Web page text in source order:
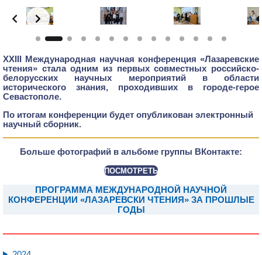
Slide 2 of 12
ХXIII Международная научная конференция «Лазаревские
чтения» стала одним из первых совместных российско-
белорусских научных мероприятий в области
исторического знания, проходивших в городе-герое
Севастополе.
По итогам конференции будет опубликован электронный
научный сборник.
Больше фотографий в альбоме группы ВКонтакте:
ПОСМОТРЕТЬ
ПРОГРАММА МЕЖДУНАРОДНОЙ НАУЧНОЙ
КОНФЕРЕНЦИИ «ЛАЗАРЕВСКИ ЧТЕНИЯ» ЗА ПРОШЛЫЕ
ГОДЫ